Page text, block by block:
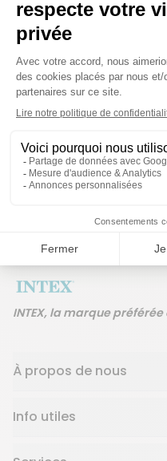
Détails techniques
INTEX, la marque
À propos de nous
Info utiles